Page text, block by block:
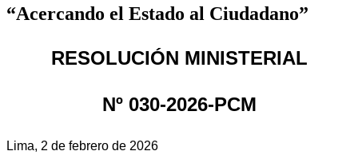
“Acercando el Estado al Ciudadano”
RESOLUCIÓN MINISTERIAL
Nº 030-2026-PCM
Lima, 2 de febrero de 2026